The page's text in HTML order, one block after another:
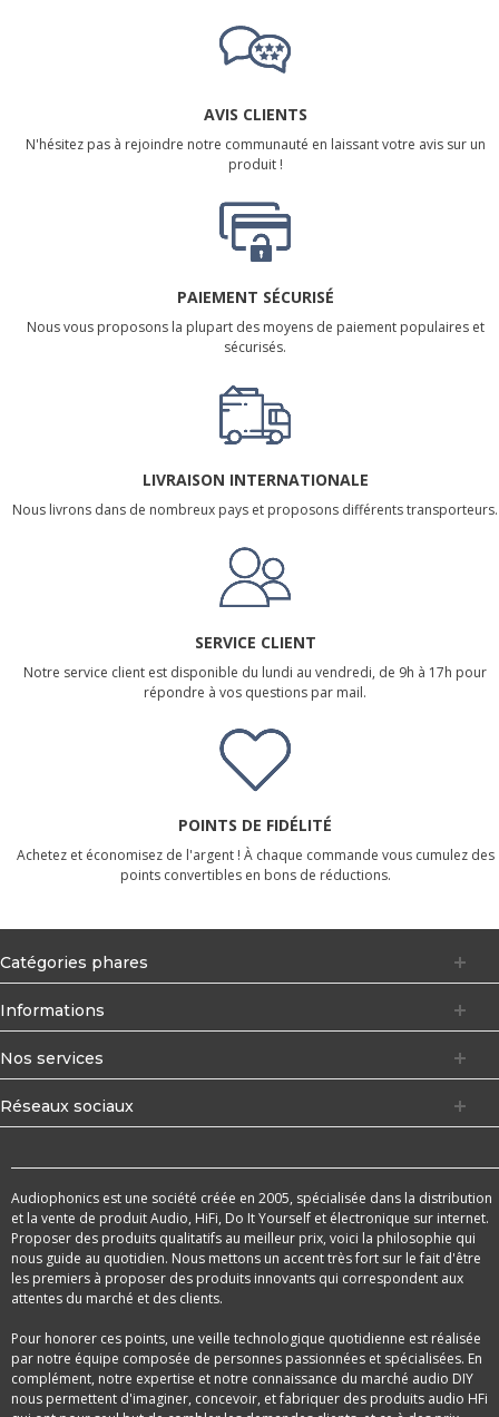
AVIS CLIENTS
N'hésitez pas à rejoindre notre communauté en laissant votre avis sur un
produit !
PAIEMENT SÉCURISÉ
Nous vous proposons la plupart des moyens de paiement populaires et
sécurisés.
LIVRAISON INTERNATIONALE
Nous livrons dans de nombreux pays et proposons différents transporteurs.
SERVICE CLIENT
Notre service client est disponible du lundi au vendredi, de 9h à 17h pour
répondre à vos questions par mail.
POINTS DE FIDÉLITÉ
Achetez et économisez de l'argent ! À chaque commande vous cumulez des
points convertibles en bons de réductions.
Catégories phares
Informations
Nos services
Réseaux sociaux
Audiophonics est une société créée en 2005, spécialisée dans la distribution
et la vente de produit Audio, HiFi, Do It Yourself et électronique sur internet.
Proposer des produits qualitatifs au meilleur prix, voici la philosophie qui
nous guide au quotidien. Nous mettons un accent très fort sur le fait d'être
les premiers à proposer des produits innovants qui correspondent aux
attentes du marché et des clients.
Pour honorer ces points, une veille technologique quotidienne est réalisée
par notre équipe composée de personnes passionnées et spécialisées. En
complément, notre expertise et notre connaissance du marché audio DIY
nous permettent d'imaginer, concevoir, et fabriquer des produits audio HFi